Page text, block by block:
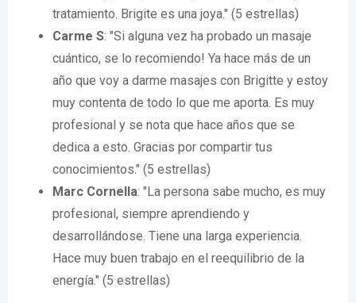
tratamiento. Brigite es una joya." (5 estrellas)
Carme S: "Si alguna vez ha probado un masaje
cuántico, se lo recomiendo! Ya hace más de un
año que voy a darme masajes con Brigitte y estoy
muy contenta de todo lo que me aporta. Es muy
profesional y se nota que hace años que se
dedica a esto. Gracias por compartir tus
conocimientos." (5 estrellas)
Marc Cornella: "La persona sabe mucho, es muy
profesional, siempre aprendiendo y
desarrollándose. Tiene una larga experiencia.
Hace muy buen trabajo en el reequilibrio de la
energía." (5 estrellas)